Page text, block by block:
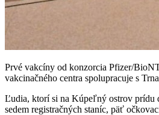
Prvé vakcíny od konzorcia Pfizer/
vakcinačného centra spolupracuje s
Ľudia, ktorí si na Kúpeľný ostrov prídu
sedem registračných staníc, päť